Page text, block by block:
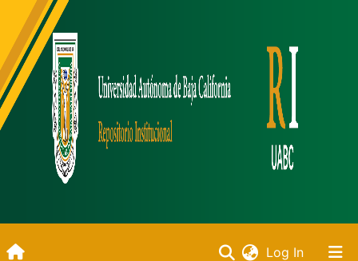
Log In(current)